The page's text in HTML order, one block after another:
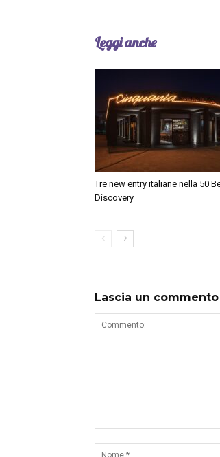
Leggi anche
Tre new entry italiane nella 50
Discovery
Lascia un commento